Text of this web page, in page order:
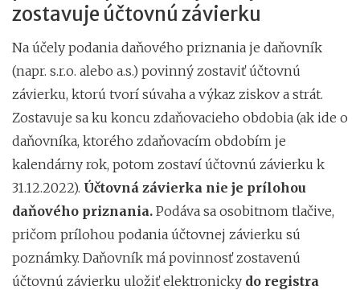
zostavuje účtovnú závierku
Na účely podania daňového priznania je daňovník
(napr. s.r.o. alebo a.s.) povinný zostaviť účtovnú
závierku, ktorú tvorí súvaha a výkaz ziskov a strát.
Zostavuje sa ku koncu zdaňovacieho obdobia (ak ide o
daňovníka, ktorého zdaňovacím obdobím je
kalendárny rok, potom zostaví účtovnú závierku k
31.12.2022). Účtovná závierka nie je prílohou
daňového priznania. Podáva sa osobitnom tlačive,
pričom prílohou podania účtovnej závierku sú
poznámky. Daňovník má povinnosť zostavenú
účtovnú závierku uložiť elektronicky do registra